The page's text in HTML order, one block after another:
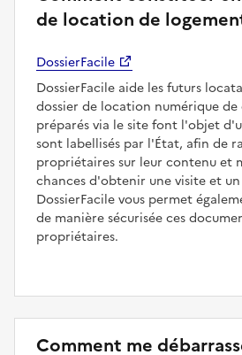
de location de
DossierFacile
DossierFacile aide les futurs
dossier de location numérique de
préparés via le site font l'objet
sont labellisés par l'État, afin de
propriétaires sur leur contenu et
chances d'obtenir une visite et
DossierFacile vous permet
de manière sécurisée ces
propriétaires.
Comment me